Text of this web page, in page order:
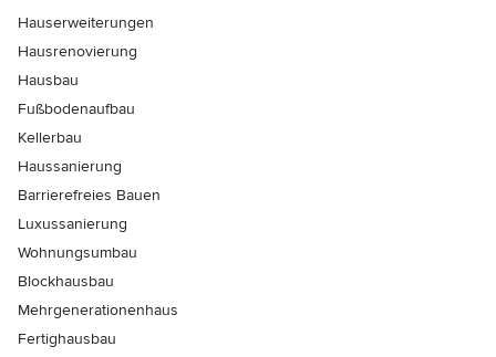
Hauserweiterungen
Hausrenovierung
Hausbau
Fußbodenaufbau
Kellerbau
Haussanierung
Barrierefreies Bauen
Luxussanierung
Wohnungsumbau
Blockhausbau
Mehrgenerationenhaus
Fertighausbau